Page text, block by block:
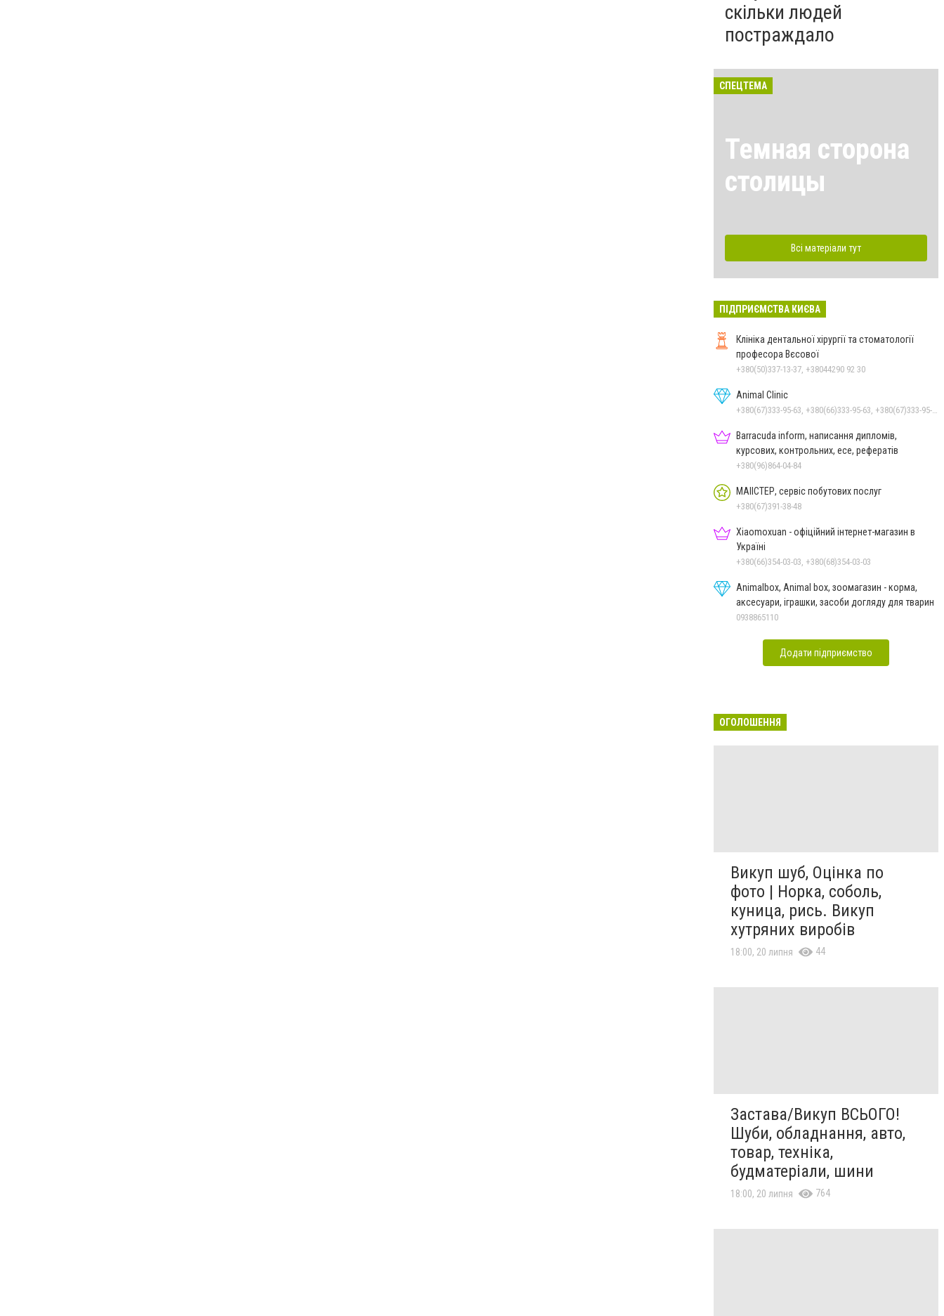
скільки людей
постраждало
СПЕЦТЕМА
Темная сторона
столицы
Всі матеріали тут
ПІДПРИЄМСТВА КИЄВА
Клініка дентальної хірургії та стоматології
професора Вєсової
+380(50)337-13-37, +38044290 92 30
Animal Clinic
Barracuda inform, написання дипломів,
курсових, контрольних, есе, рефератів
+380(96)864-04-84
МАІІСТЕР, сервіс побутових послуг
+380(67)391-38-48
Xiaomoxuan - офіційний інтернет-магазин в
Україні
+380(66)354-03-03, +380(68)354-03-03
Animalbox, Animal box, зоомагазин - корма,
аксесуари, іграшки, засоби догляду для тварин
0938865110
Додати підприємство
ОГОЛОШЕННЯ
Викуп шуб, Оцінка по
фото | Норка, соболь,
куница, рись. Викуп
хутряних виробів
18:00, 20 липня 44
Застава/Викуп ВСЬОГО!
Шуби, обладнання, авто,
товар, техніка,
будматеріали, шини
18:00, 20 липня 764